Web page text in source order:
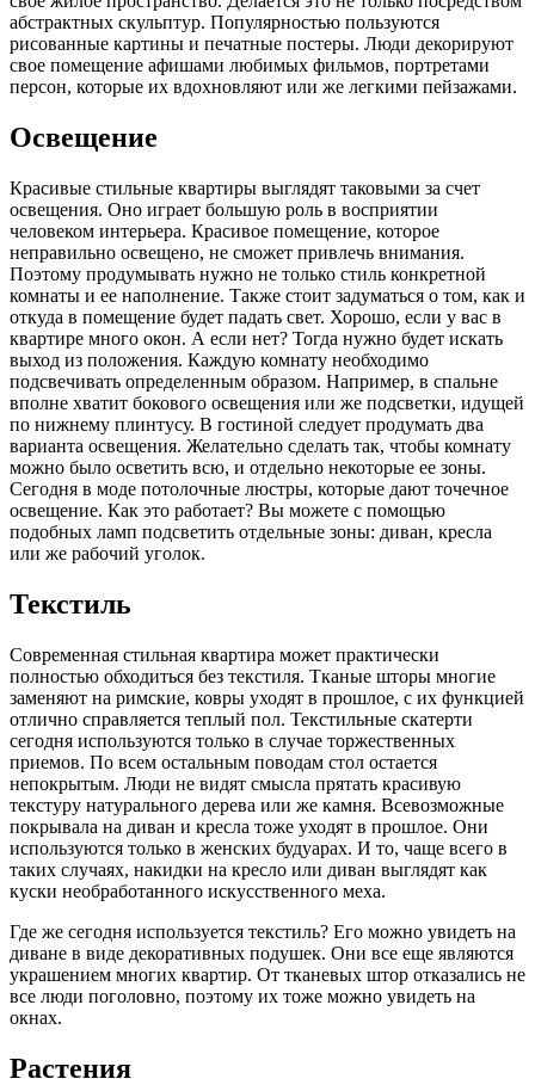
абстрактных скульптур. Популярностью пользуются
рисованные картины и печатные постеры. Люди декорируют
свое помещение афишами любимых фильмов, портретами
персон, которые их вдохновляют или же легкими пейзажами.
Освещение
Красивые стильные квартиры выглядят таковыми за счет
освещения. Оно играет большую роль в восприятии
человеком интерьера. Красивое помещение, которое
неправильно освещено, не сможет привлечь внимания.
Поэтому продумывать нужно не только стиль конкретной
комнаты и ее наполнение. Также стоит задуматься о том, как и
откуда в помещение будет падать свет. Хорошо, если у вас в
квартире много окон. А если нет? Тогда нужно будет искать
выход из положения. Каждую комнату необходимо
подсвечивать определенным образом. Например, в спальне
вполне хватит бокового освещения или же подсветки, идущей
по нижнему плинтусу. В гостиной следует продумать два
варианта освещения. Желательно сделать так, чтобы комнату
можно было осветить всю, и отдельно некоторые ее зоны.
Сегодня в моде потолочные люстры, которые дают точечное
освещение. Как это работает? Вы можете с помощью
подобных ламп подсветить отдельные зоны: диван, кресла
или же рабочий уголок.
Текстиль
Современная стильная квартира может практически
полностью обходиться без текстиля. Тканые шторы многие
заменяют на римские, ковры уходят в прошлое, с их функцией
отлично справляется теплый пол. Текстильные скатерти
сегодня используются только в случае торжественных
приемов. По всем остальным поводам стол остается
непокрытым. Люди не видят смысла прятать красивую
текстуру натурального дерева или же камня. Всевозможные
покрывала на диван и кресла тоже уходят в прошлое. Они
используются только в женских будуарах. И то, чаще всего в
таких случаях, накидки на кресло или диван выглядят как
куски необработанного искусственного меха.
Где же сегодня используется текстиль? Его можно увидеть на
диване в виде декоративных подушек. Они все еще являются
украшением многих квартир. От тканевых штор отказались не
все люди поголовно, поэтому их тоже можно увидеть на
окнах.
Растения